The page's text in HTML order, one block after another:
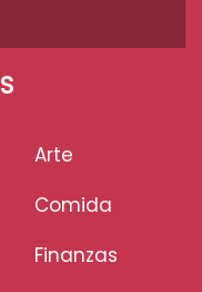
Arte
Comida
Finanzas